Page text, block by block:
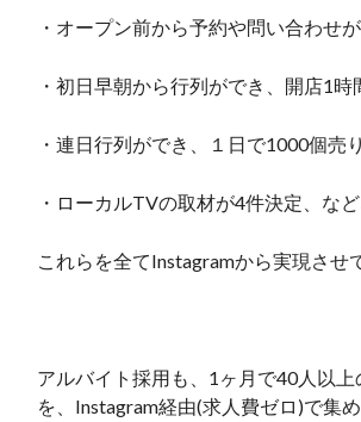
・オープン前から予約や問い合わせ
・初日早朝から行列ができ、開店1時
・連日行列ができ、１日で1000個売
・ローカルTVの取材が4件決定、な
これらを全てInstagramから実現させ
アルバイト採用も、1ヶ月で40人以上
を、Instagram経由(求人費ゼロ)で集